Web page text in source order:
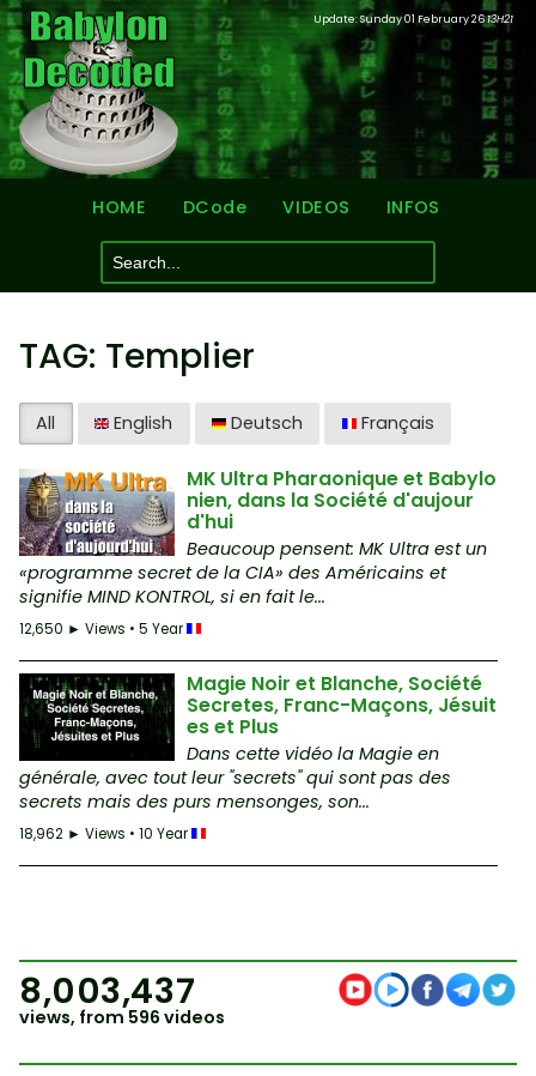
Update: Sunday 01 February 2613H21
HOME DCode VIDEOS INFOS
TAG: Templier
All English Deutsch Français
MK Ultra Pharaonique et Babylo
nien, dans la Société d'aujour
d'hui
Beaucoup pensent: MK Ultra est un
«programme secret de la CIA» des Américains et
signifie MIND KONTROL, si en fait le...
12,650 ► Views • 5 Year
Magie Noir et Blanche, Société
Secretes, Franc-Maçons, Jésuit
es et Plus
Dans cette vidéo la Magie en
générale, avec tout leur "secrets" qui sont pas des
secrets mais des purs mensonges, son...
18,962 ► Views • 10 Year
8,003,437
views, from 596 videos